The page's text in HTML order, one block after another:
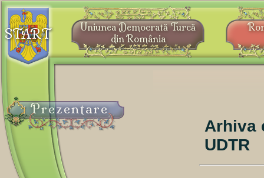
START
Prezentare
Uniunea Democrată Turcă
din România
Arhiva
UDTR